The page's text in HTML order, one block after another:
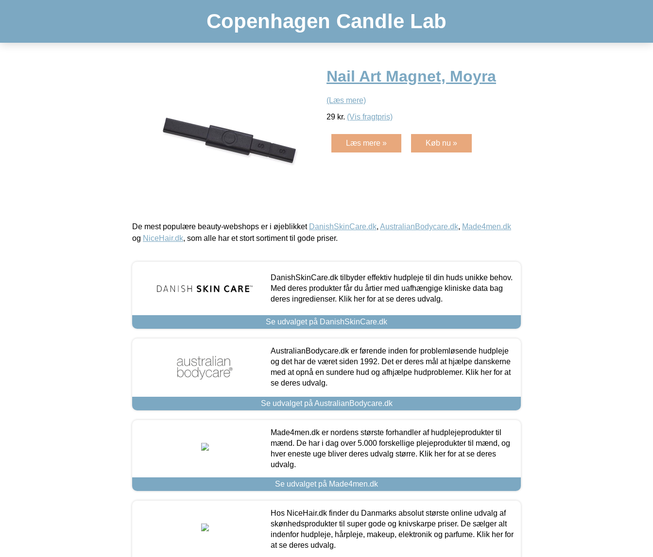
Copenhagen Candle Lab
Nail Art Magnet, Moyra
(Læs mere)
29 kr. (Vis fragtpris)
Læs mere » Køb nu »
De mest populære beauty-webshops er i øjeblikket DanishSkinCare.dk, AustralianBodycare.dk, Made4men.dk
og NiceHair.dk, som alle har et stort sortiment til gode priser.
DanishSkinCare.dk tilbyder effektiv hudpleje til din huds unikke behov.
Med deres produkter får du årtier med uafhængige kliniske data bag
deres ingredienser. Klik her for at se deres udvalg.
Se udvalget på DanishSkinCare.dk
AustralianBodycare.dk er førende inden for problemløsende hudpleje
og det har de været siden 1992. Det er deres mål at hjælpe danskerne
med at opnå en sundere hud og afhjælpe hudproblemer. Klik her for at
se deres udvalg.
Se udvalget på AustralianBodycare.dk
Made4men.dk er nordens største forhandler af hudplejeprodukter til
mænd. De har i dag over 5.000 forskellige plejeprodukter til mænd, og
hver eneste uge bliver deres udvalg større. Klik her for at se deres
udvalg.
Se udvalget på Made4men.dk
Hos NiceHair.dk finder du Danmarks absolut største online udvalg af
skønhedsprodukter til super gode og knivskarpe priser. De sælger alt
indenfor hudpleje, hårpleje, makeup, elektronik og parfume. Klik her for
at se deres udvalg.